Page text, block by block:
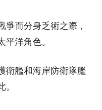
爭而分身乏術之際，
洋角色。
衛艦和海岸防衛隊艦